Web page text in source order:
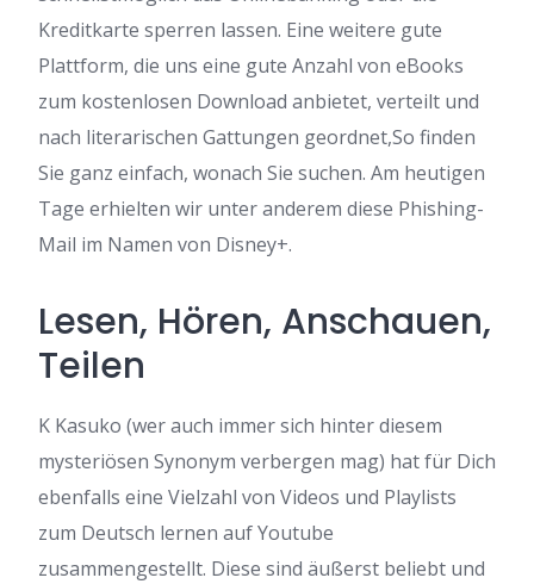
Kreditkarte sperren lassen. Eine weitere gute
Plattform, die uns eine gute Anzahl von eBooks
zum kostenlosen Download anbietet, verteilt und
nach literarischen Gattungen geordnet,So finden
Sie ganz einfach, wonach Sie suchen. Am heutigen
Tage erhielten wir unter anderem diese Phishing-
Mail im Namen von Disney+.
Lesen, Hören, Anschauen,
Teilen
K Kasuko (wer auch immer sich hinter diesem
mysteriösen Synonym verbergen mag) hat für Dich
ebenfalls eine Vielzahl von Videos und Playlists
zum Deutsch lernen auf Youtube
zusammengestellt. Diese sind äußerst beliebt und